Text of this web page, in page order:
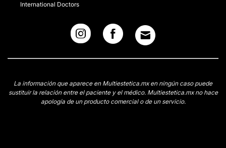
International Doctors
La información que aparece en Multiestetica.mx en ningún caso puede
sustituir la relación entre el paciente y el médico. Multiestetica.mx no hace
apología de un producto comercial o de un servicio.